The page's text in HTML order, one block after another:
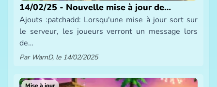
14/02/25 - Nouvelle mise à jour de
SmeltBlock
Ajouts :patchadd: Lorsqu'une mise à jour sort sur
le serveur, les joueurs verront un message lors
de…
Par WarnD, le 14/02/2025
Mise à jour